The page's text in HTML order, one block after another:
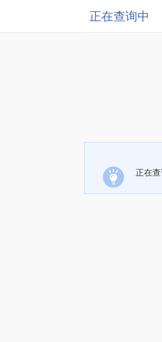
正在查询中
正在